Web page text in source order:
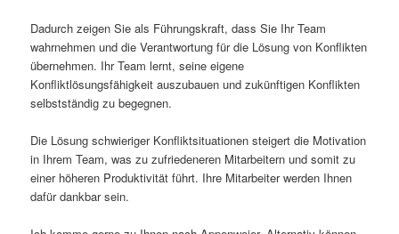
Dadurch zeigen Sie als Führungskraft, dass Sie Ihr Team
wahrnehmen und die Verantwortung für die Lösung von Konflikten
übernehmen. Ihr Team lernt, seine eigene
Konfliktlösungsfähigkeit auszubauen und zukünftigen Konflikten
selbstständig zu begegnen.
Die Lösung schwieriger Konfliktsituationen steigert die Motivation
in Ihrem Team, was zu zufriedeneren Mitarbeitern und somit zu
einer höheren Produktivität führt. Ihre Mitarbeiter werden Ihnen
dafür dankbar sein.